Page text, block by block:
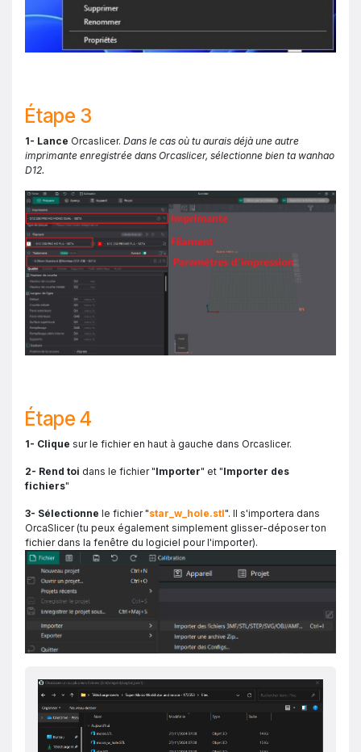
Étape 3
1- Lance Orcaslicer. Dans le cas où tu aurais déjà une autre
imprimante enregistrée dans Orcaslicer, sélectionne bien ta wanhao
D12.
Étape 4
1- Clique sur le fichier en haut à gauche dans Orcaslicer.
2- Rend toi dans le fichier "Importer" et "Importer des
fichiers"
3- Sélectionne le fichier "star_w_hole.stl". Il s'importera dans
OrcaSlicer (tu peux également simplement glisser-déposer ton
fichier dans la fenêtre du logiciel pour l'importer).